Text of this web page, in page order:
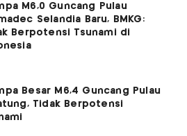
M6,0 Guncang Pulau
Selandia Baru, BMKG:
Berpotensi Tsunami di
Besar M6,4 Guncang Pulau
Tidak Berpotensi